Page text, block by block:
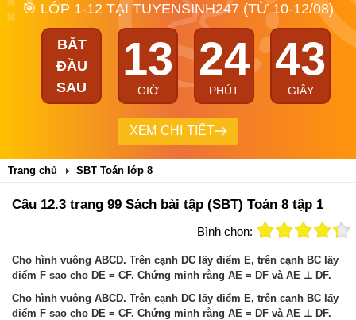
🎯 LỚP 1-12 TẠI TUYENSINH247 (TỪ 10-12/08)
BẮT
ĐẦU
SAU
13
GIỜ
24
PHÚT
43
GIÂY
XEM CHI TIẾT
Trang chủ SBT Toán lớp 8
Câu 12.3 trang 99 Sách bài tập (SBT) Toán 8 tập 1
Bình chọn:
Cho hình vuông ABCD. Trên cạnh DC lấy điểm E, trên cạnh BC lấy
điểm F sao cho DE = CF. Chứng minh rằng AE = DF và AE ⊥ DF.
Cho hình vuông ABCD. Trên cạnh DC lấy điểm E, trên cạnh BC lấy
điểm F sao cho DE = CF. Chứng minh rằng AE = DF và AE ⊥ DF.